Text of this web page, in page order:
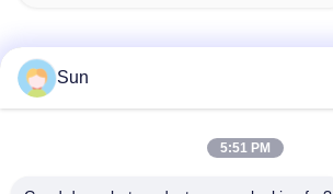
Sun
5:51 PM